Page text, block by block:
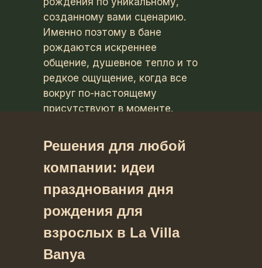
созданному вами сценарию.
Именно поэтому в бане
рождаются искреннее
общение, душевное тепло и то
редкое ощущение, когда все
вокруг по-настоящему
присутствуют в моменте.
Решения для любой
компании: идеи
празднования дня
рождения для
взрослых в La Villa
Banya